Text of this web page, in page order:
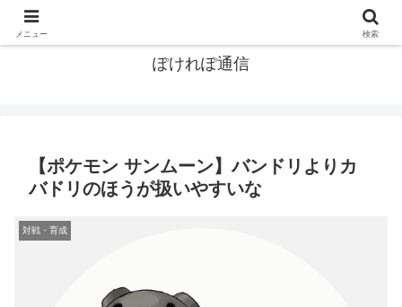
ぽけれぽ通信
【ポケモン サンムーン】バンドリよりカ
バドリのほうが扱いやすいな
対戦・育成
メニュー 検索